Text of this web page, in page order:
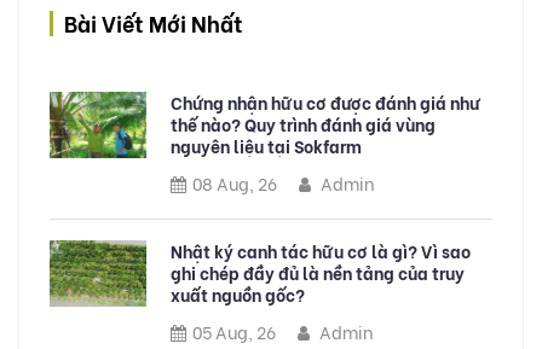
Bài Viết Mới Nhất
Chứng nhận hữu cơ được đánh giá như
thế nào? Quy trình đánh giá vùng
nguyên liệu tại Sokfarm
08 Aug, 26
Admin
Nhật ký canh tác hữu cơ là gì? Vì sao
ghi chép đầy đủ là nền tảng của truy
xuất nguồn gốc?
05 Aug, 26
Admin